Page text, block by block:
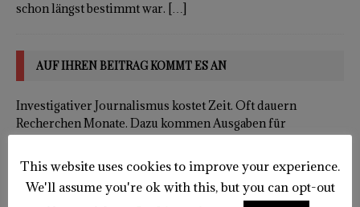
schon längst bestimmt war. […]
AUF IHREN BEITRAG KOMMT ES AN
Investigativer Journalismus kostet Zeit. Oft dauern
Recherchen Monate. Dazu kommen Ausgaben für
uns den Rücken. Machen Sie uns unabhängig. Indem Sie uns
unterstützen. Danke dafür!
This website uses cookies to improve your experience.
We'll assume you're ok with this, but you can opt-out